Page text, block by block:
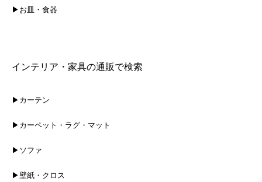
▶お皿・食器
インテリア・家具の通販で検索
▶カーテン
▶カーペット・ラグ・マット
▶ソファ
▶壁紙・クロス